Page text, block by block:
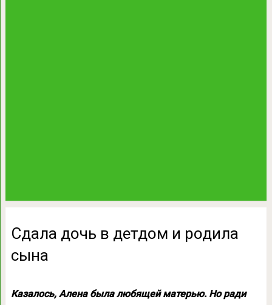
Сдала дочь в детдом и родила
сына
Казалось, Алена была любящей матерью. Но ради